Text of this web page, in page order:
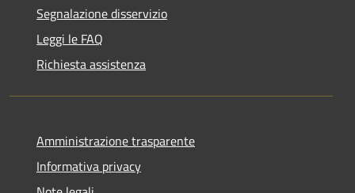
Segnalazione disservizio
Leggi le FAQ
Richiesta assistenza
Amministrazione trasparente
Informativa privacy